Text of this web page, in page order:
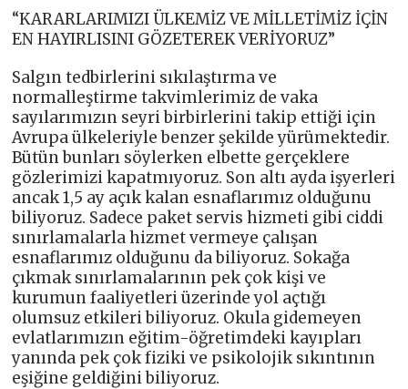
“KARARLARIMIZI ÜLKEMİZ VE MİLLETİMİZ İÇİN
EN HAYIRLISINI GÖZETEREK VERİYORUZ”
Salgın tedbirlerini sıkılaştırma ve
normalleştirme takvimlerimiz de vaka
sayılarımızın seyri birbirlerini takip ettiği için
Avrupa ülkeleriyle benzer şekilde yürümektedir.
Bütün bunları söylerken elbette gerçeklere
gözlerimizi kapatmıyoruz. Son altı ayda işyerleri
ancak 1,5 ay açık kalan esnaflarımız olduğunu
biliyoruz. Sadece paket servis hizmeti gibi ciddi
sınırlamalarla hizmet vermeye çalışan
esnaflarımız olduğunu da biliyoruz. Sokağa
çıkmak sınırlamalarının pek çok kişi ve
kurumun faaliyetleri üzerinde yol açtığı
olumsuz etkileri biliyoruz. Okula gidemeyen
evlatlarımızın eğitim-öğretimdeki kayıpları
yanında pek çok fiziki ve psikolojik sıkıntının
eşiğine geldiğini biliyoruz.